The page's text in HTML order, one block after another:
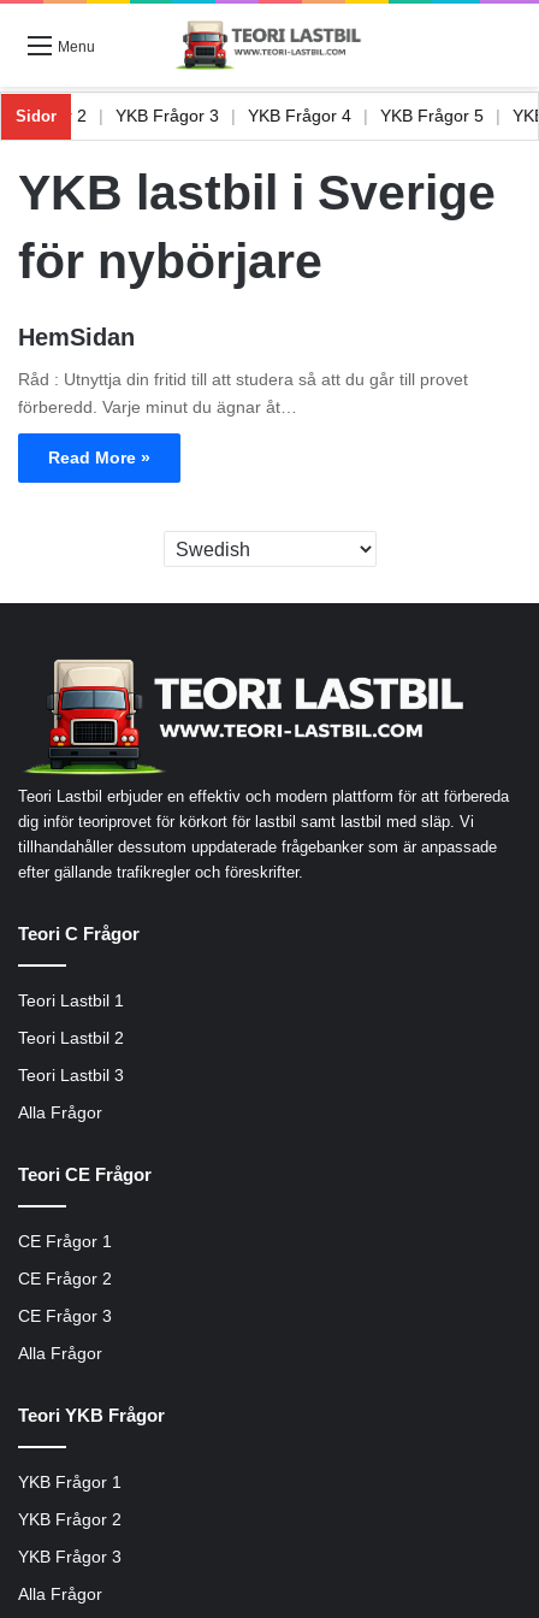
Menu
Sidor
Frågor 2 YKB Frågor 3 YKB Frågor 4 YKB Frågor 5
YKB lastbil i Sverige
för nybörjare
HemSidan
Råd : Utnyttja din fritid till att studera så att du går till provet
förberedd. Varje minut du ägnar åt…
Read More »
Teori Lastbil erbjuder en effektiv och modern plattform för att förbereda
dig inför teoriprovet för körkort för lastbil samt lastbil med släp. Vi
tillhandahåller dessutom uppdaterade frågebanker som är anpassade
efter gällande trafikregler och föreskrifter.
Teori C Frågor
Teori Lastbil 1
Teori Lastbil 2
Teori Lastbil 3
Alla Frågor
Teori CE Frågor
CE Frågor 1
CE Frågor 2
CE Frågor 3
Alla Frågor
Teori YKB Frågor
YKB Frågor 1
YKB Frågor 2
YKB Frågor 3
Alla Frågor